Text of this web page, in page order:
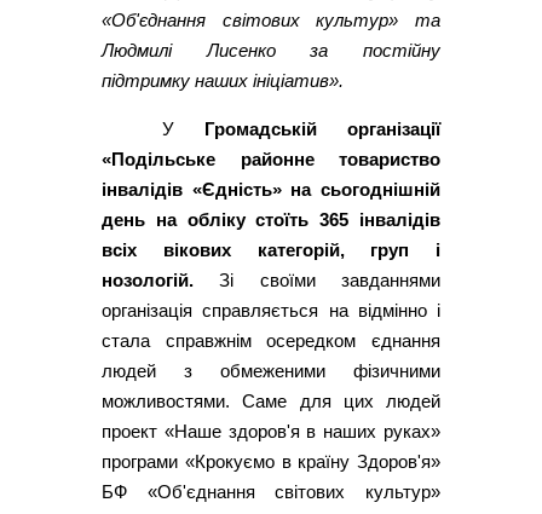
«Об'єднання світових культур» та
Людмилі Лисенко за постійну
підтримку наших ініціатив».
У Громадській організації
«Подільське районне товариство
інвалідів «Єдність» на сьогоднішній
день на обліку стоїть 365 інвалідів
всіх вікових категорій, груп і
нозологій. Зі своїми завданнями
організація справляється на відмінно і
стала справжнім осередком єднання
людей з обмеженими фізичними
можливостями. Саме для цих людей
проект «Наше здоров'я в наших руках»
програми «Крокуємо в країну Здоров'я»
БФ «Об'єднання світових культур»